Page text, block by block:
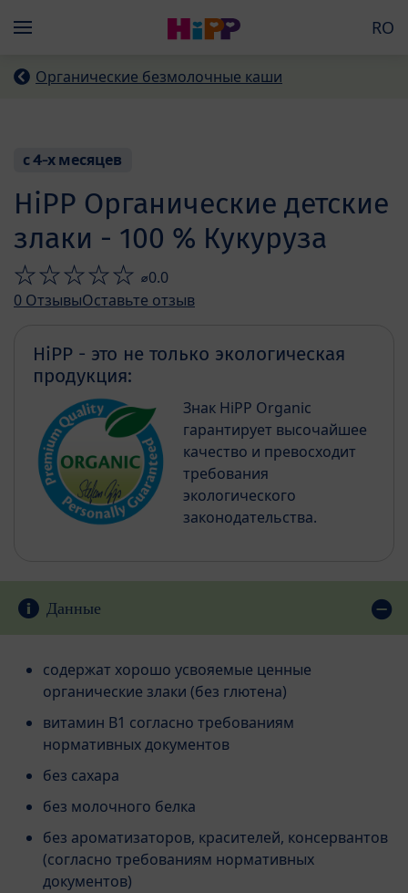
Menü RO
Органические безмолочные каши
с 4-х месяцев
HiPP Органические детские
злаки - 100 % Кукуруза
⌀0.0
0 ОтзывыОставьте отзыв
HiPP - это не только экологическая
продукция:
Знак HiPP Organic
гарантирует высочайшее
качество и превосходит
требования
экологического
законодательства.
Данные
содержат хорошо усвояемые ценные
органические злаки (без глютена)
витамин B1 согласно требованиям
нормативных документов
без сахара
без молочного белка
без ароматизаторов, красителей, консервантов
(согласно требованиям нормативных
документов)